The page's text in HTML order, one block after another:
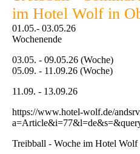
im Hotel Wolf in
01.05.- 03.05.26
Wochenende
03.05. - 09.05.26 (Woche)
05.09. - 11.09.26 (Woche)
11.09. - 13.09.26
https://www.hotel-wolf.de/
Treibball - Woche im Hotel Wolf